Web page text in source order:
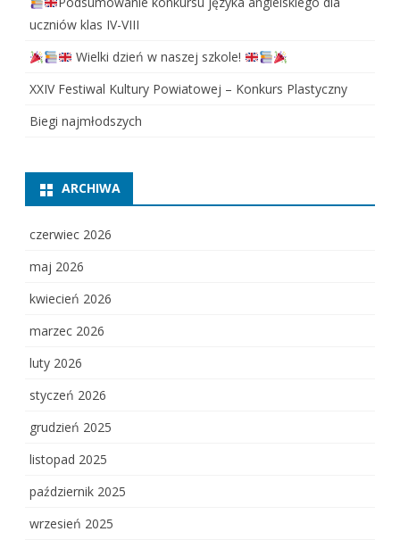
uczniów klas IV-VIII
Wielki dzień w naszej szkole!
XXIV Festiwal Kultury Powiatowej – Konkurs Plastyczny
Biegi najmłodszych
ARCHIWA
czerwiec 2026
maj 2026
kwiecień 2026
marzec 2026
luty 2026
styczeń 2026
grudzień 2025
listopad 2025
październik 2025
wrzesień 2025